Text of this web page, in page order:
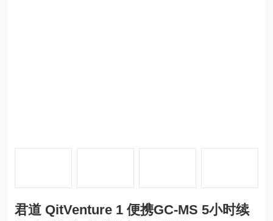
君道 QitVenture 1 便携GC-MS 5小时续